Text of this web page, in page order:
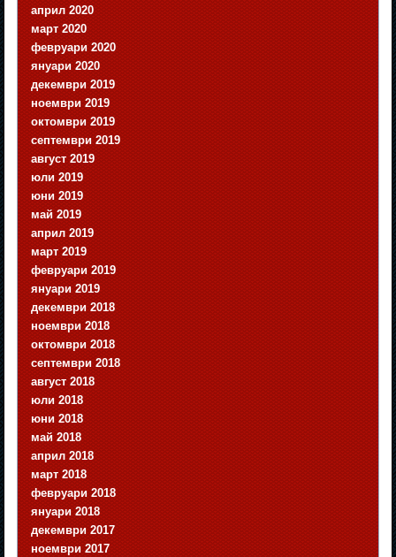
април 2020
март 2020
февруари 2020
януари 2020
декември 2019
ноември 2019
октомври 2019
септември 2019
август 2019
юли 2019
юни 2019
май 2019
април 2019
март 2019
февруари 2019
януари 2019
декември 2018
ноември 2018
октомври 2018
септември 2018
август 2018
юли 2018
юни 2018
май 2018
април 2018
март 2018
февруари 2018
януари 2018
декември 2017
ноември 2017